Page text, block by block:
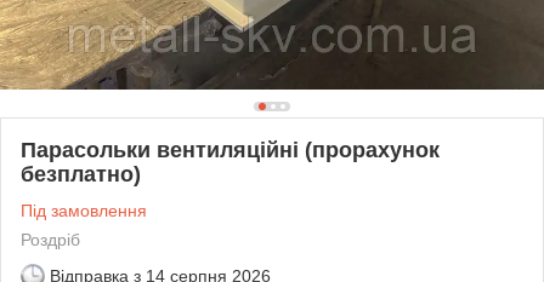
Парасольки вентиляційні (прорахунок
безплатно)
Під замовлення
Роздріб
Відправка з 14 серпня 2026